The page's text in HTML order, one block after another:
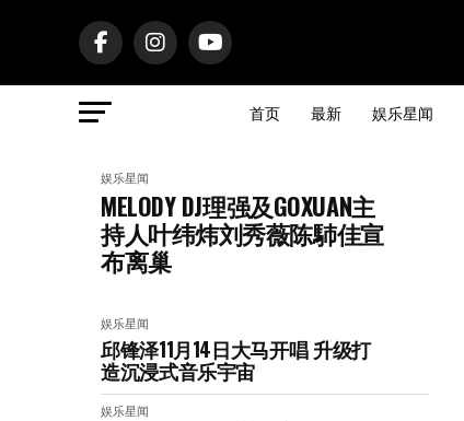
首页 最新 娱乐星闻
娱乐星闻
MELODY DJ理强及GOXUAN主
持人叶纬炜刘秀薇陈馷佳宣
布离巢
娱乐星闻
邱锋泽11月14日大马开唱 升级打
造沉浸式音乐宇宙
娱乐星闻